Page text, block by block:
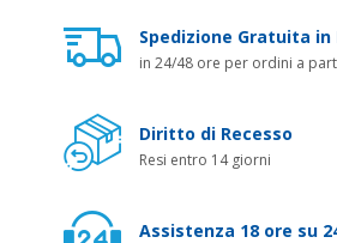
Spedizione Gratuita in
in 24/48 ore per ordini a
Diritto di Recesso
Resi entro 14 giorni
Assistenza 18 ore su